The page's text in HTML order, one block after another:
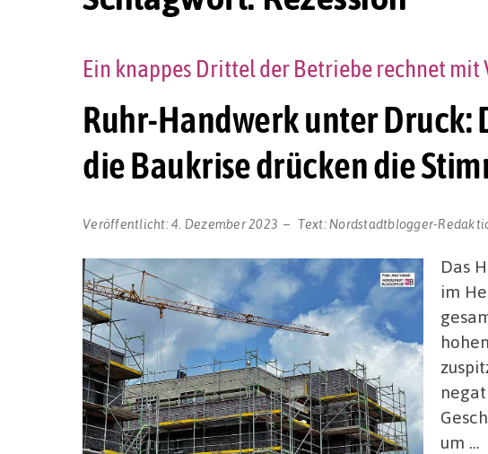
Ruhr-Handwerk unter Druck:
die Baukrise drücken die
Ein knappes Drittel der Betriebe rechnet mit
Veröffentlicht:4. Dezember 2023 Text: Nordstadtblogger-
Das
im
um …